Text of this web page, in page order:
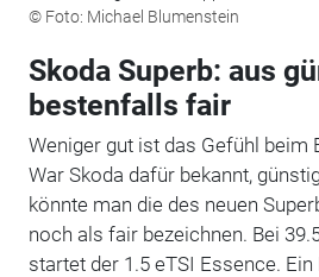
© Foto: Michael Blumenstein
Skoda Superb: aus
bestenfalls fair
Weniger gut ist das Gefühl beim
War Skoda dafür bekannt,
könnte man die des neuen
noch als fair bezeichnen. Bei
startet der 1.5 eTSI Essence.